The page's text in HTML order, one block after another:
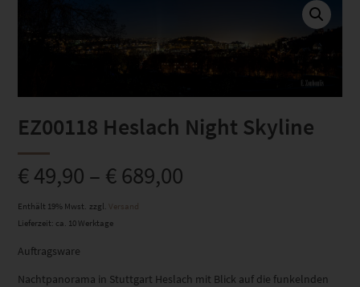
EZ00118 Heslach Night Skyline
€49,90 – € 689,00
Enthält 19% Mwst. zzgl.
Versand
Lieferzeit: ca. 10 Werktage
Auftragsware
Nachtpanorama in Stuttgart Heslach mit Blick auf die funkelnden